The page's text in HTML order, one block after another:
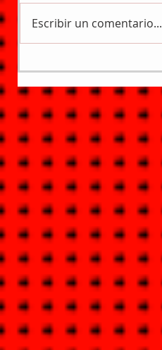
Escribir un comentario...